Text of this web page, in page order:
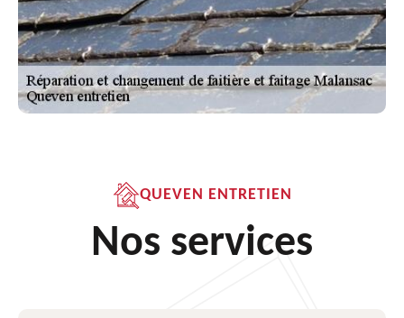
QUEVEN ENTRETIEN
Nos services